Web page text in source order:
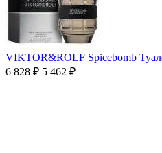
VIKTOR&ROLF Spicebomb
6 828 ₽ 5 462 ₽